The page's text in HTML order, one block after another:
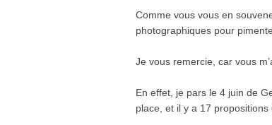
Comme vous vous en
photographiques pour
Je vous remercie, car vous
En effet, je pars le 4 juin de
place, et il y a 17 propositions